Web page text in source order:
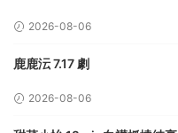
2026-08-06
鹿鹿沄 7.17 劇
2026-08-06